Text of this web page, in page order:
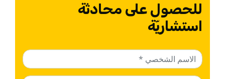
للحصول على محادثة
استشاريّة